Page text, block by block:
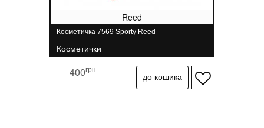
Reed
Косметичка 7569 Sporty Reed
Косметички
400грн